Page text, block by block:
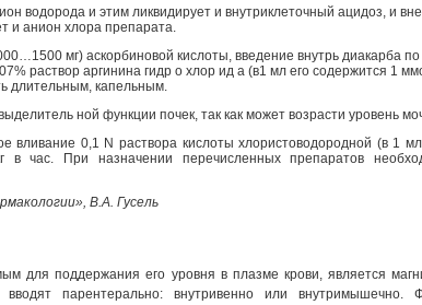
водорода и этим ликвидирует и внутриклеточный ацидоз, и
и анион хлора препарата.
мг) аскорбиновой кислоты, введение внутрь диакарба
раствор аргинина гидр о хлор ид а (в1 мл его содержится 1
длительным, капельным.
ной функции почек, так как может возрасти уровень
вливание 0,1 N раствора кислоты хлористоводородной (в 1
час. При назначении перечисленных препаратов
В.А. Гусель
для поддержания его уровня в плазме крови, является
парентерально: внутривенно или внутримышечно.